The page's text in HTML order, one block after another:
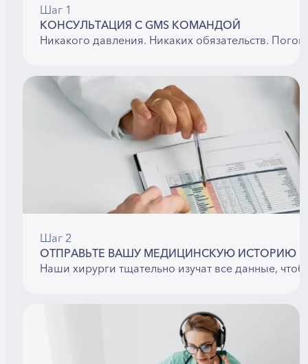
Шаг 1
КОНСУЛЬТАЦИЯ С GMS КОМАНДОЙ
Никакого давления. Никаких обязательств.
Шаг 2
ОТПРАВЬТЕ ВАШУ МЕДИЦИНСКУЮ ИСТОРИЮ
Наши хирурги тщательно изучат все данные,